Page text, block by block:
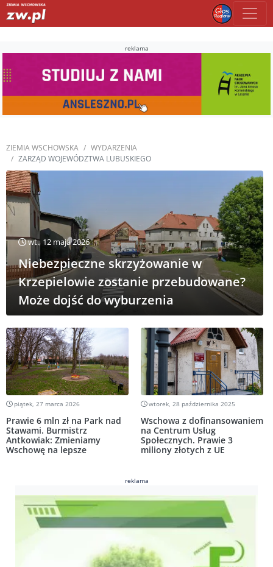
reklama
ZIEMIA WSCHOWSKA
WYDARZENIA
ZARZĄD WOJEWÓDZTWA LUBUSKIEGO
wt., 12 maja 2026
Niebezpieczne skrzyżowanie w
Krzepielowie zostanie przebudowane?
Może dojść do wyburzenia
piątek, 27 marca 2026
Prawie 6 mln zł na Park nad
Stawami. Burmistrz
Antkowiak: Zmieniamy
Wschowę na lepsze
wtorek, 28 października 2025
Wschowa z dofinansowaniem
na Centrum Usług
Społecznych. Prawie 3
miliony złotych z UE
reklama